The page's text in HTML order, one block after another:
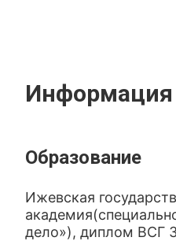
Информация
Образование
Ижевская
дело»), диплом ВСГ